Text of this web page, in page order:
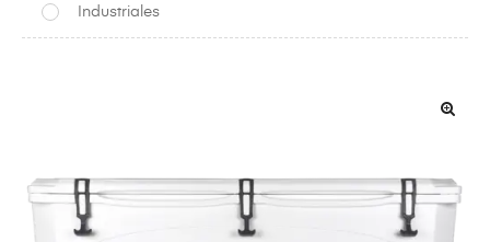
Industriales